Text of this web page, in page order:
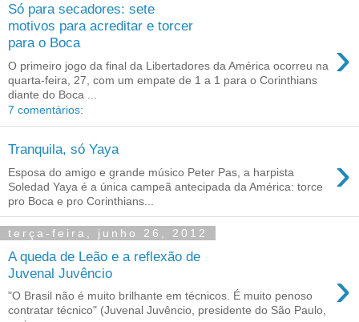
Só para secadores: sete
motivos para acreditar e torcer
para o Boca
›
O primeiro jogo da final da Libertadores da América ocorreu na
quarta-feira, 27, com um empate de 1 a 1 para o Corinthians
diante do Boca ...
7 comentários:
Tranquila, só Yaya ›
Esposa do amigo e grande músico Peter Pas, a harpista
Soledad Yaya é a única campeã antecipada da América: torce
pro Boca e pro Corinthians...
terça-feira, junho 26, 2012
A queda de Leão e a reflexão de
Juvenal Juvêncio
›
"O Brasil não é muito brilhante em técnicos. É muito penoso
contratar técnico" (Juvenal Juvêncio, presidente do São Paulo,